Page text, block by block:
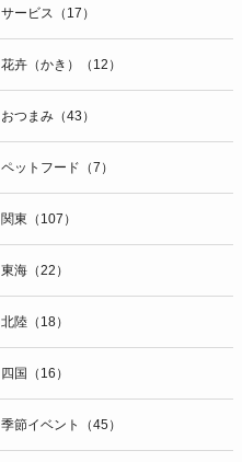
サービス（17）
花卉（かき）（12）
おつまみ（43）
ペットフード（7）
関東（107）
東海（22）
北陸（18）
四国（16）
季節イベント（45）